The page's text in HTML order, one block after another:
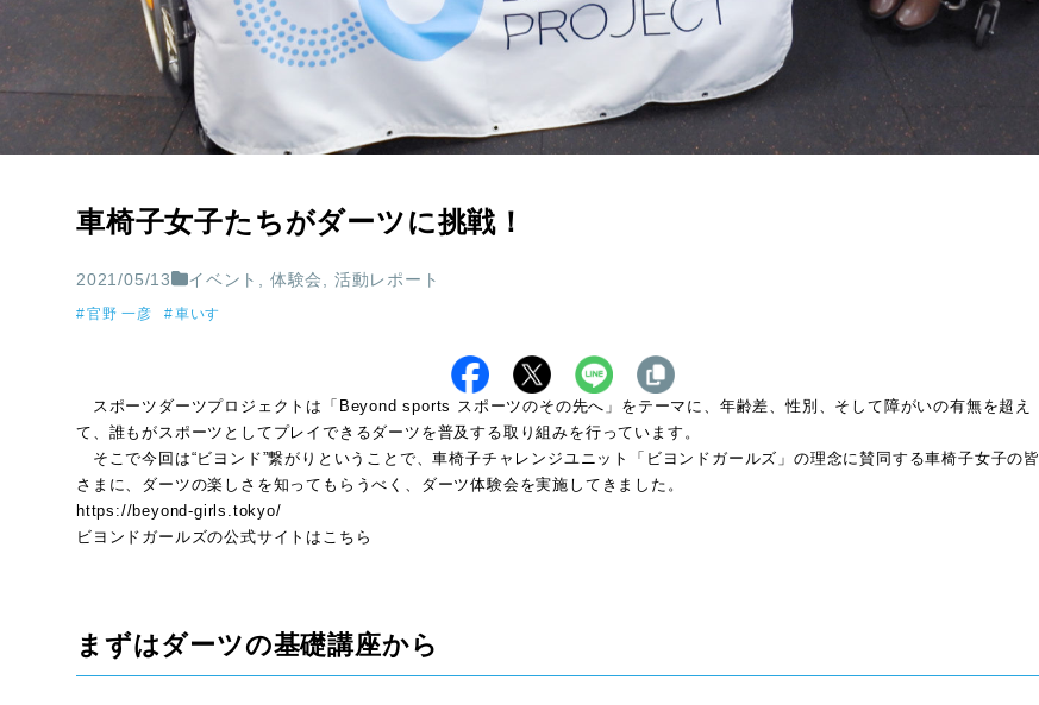
車椅子女子たちがダーツに挑戦！
2021/05/13 イベント 体験会 活動レポート
官野 一彦 車いす
スポーツダーツプロジェクトは「Beyond sports スポーツのその先へ」をテーマに、年齢差、性別、そして障がいの有無を超え
て、誰もがスポーツとしてプレイできるダーツを普及する取り組みを行っています。
そこで今回は“ビヨンド”繋がりということで、車椅子チャレンジユニット「ビヨンドガールズ」の理念に賛同する車椅子女子の皆
さまに、ダーツの楽しさを知ってもらうべく、ダーツ体験会を実施してきました。
https://beyond-girls.tokyo/
ビヨンドガールズの公式サイトはこちら
まずはダーツの基礎講座から